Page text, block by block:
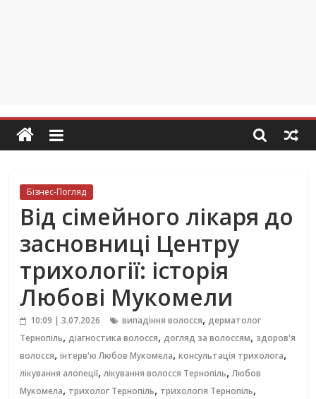
Бізнес-Погляд
Від сімейного лікаря до
засновниці Центру
трихології: історія
Любові Мукомели
10:09 | 3.07.2026 випадіння волосся,дерматолог
Тернопіль,діагностика волосся,догляд за волоссям, здоров'я
волосся,інтерв'ю Любов Мукомела,консультація трихолога,
лікування алопеції,лікування волосся Тернопіль,Любов
Мукомела, трихолог Тернопіль, трихологія Тернопіль,